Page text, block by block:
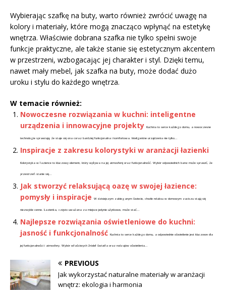
Wybierając szafkę na buty, warto również zwrócić uwagę na
kolory i materiały, które mogą znacząco wpłynąć na estetykę
wnętrza. Właściwie dobrana szafka nie tylko spełni swoje
funkcje praktyczne, ale także stanie się estetycznym akcentem
w przestrzeni, wzbogacając jej charakter i styl. Dzięki temu,
nawet mały mebel, jak szafka na buty, może dodać dużo
uroku i stylu do każdego wnętrza.
W temacie również:
Nowoczesne rozwiązania w kuchni: inteligentne
urządzenia i innowacyjne projekty Kuchnia to serce każdego domu, a nowoczesne
technologie sprawiają, że staje się ona coraz bardziej funkcjonalna i komfortowa. Inteligentne urządzenia nie tylko...
Inspiracje z zakresu kolorystyki w aranżacji łazienki
Kolorystyka w łazience to kluczowy element, który wpływa na jej atmosferę oraz funkcjonalność. Wybór odpowiednich barw może sprawić, że
przestrzeń stanie się...
Jak stworzyć relaksującą oazę w swojej łazience:
pomysły i inspiracje
W dzisiejszym zabieganym świecie, chwile relaksu w domowym zaciszu stają się
niezwykle cenne. Łazienka, często uważana za miejsce jedynie użytkowe, może stać...
Najlepsze rozwiązania oświetleniowe do kuchni:
jasność i funkcjonalność Kuchnia to serce każdego domu, a odpowiednie oświetlenie jest kluczowe dla
jej funkcjonalności i atmosfery. Wybór właściwych źródeł światła oraz rodzajów oświetlenia...
PREVIOUS
Jak wykorzystać naturalne materiały w aranżacji
wnętrz: ekologia i harmonia